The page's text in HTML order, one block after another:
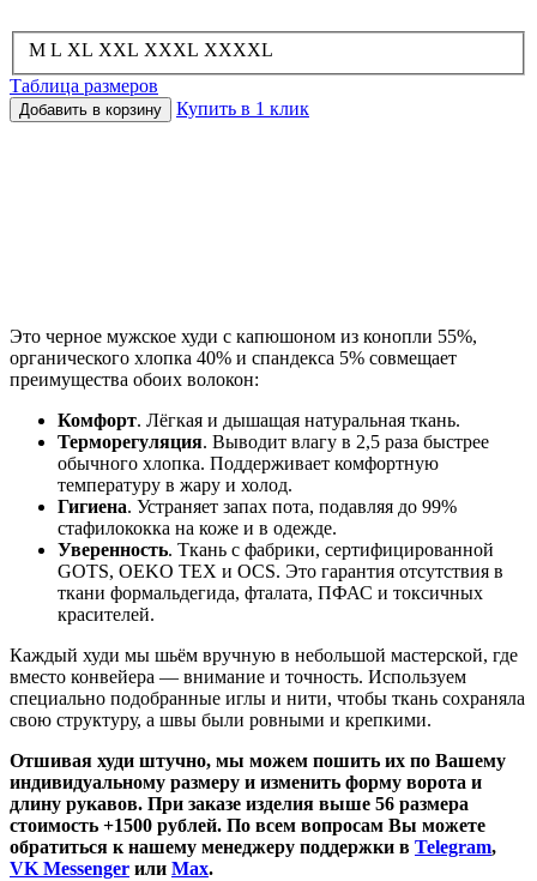
M L XL XXL XXXL XXXXL
Таблица размеров
Добавить в корзину Купить в 1 клик
Это черное мужское худи с капюшоном из конопли 55%,
органического хлопка 40% и спандекса 5% совмещает
преимущества обоих волокон:
Комфорт. Лёгкая и дышащая натуральная ткань.
Терморегуляция. Выводит влагу в 2,5 раза быстрее
обычного хлопка. Поддерживает комфортную
температуру в жару и холод.
Гигиена. Устраняет запах пота, подавляя до 99%
стафилококка на коже и в одежде.
Уверенность. Ткань с фабрики, сертифицированной
GOTS, OEKO TEX и OCS. Это гарантия отсутствия в
ткани формальдегида, фталата, ПФАС и токсичных
красителей.
Каждый худи мы шьём вручную в небольшой мастерской, где
вместо конвейера — внимание и точность. Используем
специально подобранные иглы и нити, чтобы ткань сохраняла
свою структуру, а швы были ровными и крепкими.
Отшивая худи штучно, мы можем пошить их по Вашему
индивидуальному размеру и изменить форму ворота и
длину рукавов. При заказе изделия выше 56 размера
стоимость +1500 рублей. По всем вопросам Вы можете
обратиться к нашему менеджеру поддержки в Telegram,
VK Messenger или Max.